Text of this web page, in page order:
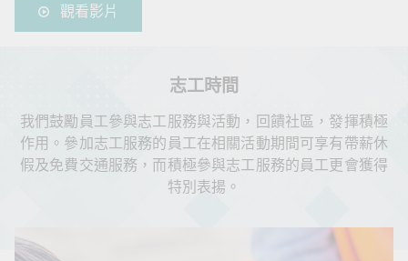
觀看影片
志工時間
我們鼓勵員工參與志工服務與活動，回饋社區，發揮積極
作用。參加志工服務的員工在相關活動期間可享有帶薪休
假及免費交通服務，而積極參與志工服務的員工更會獲得
特別表揚。